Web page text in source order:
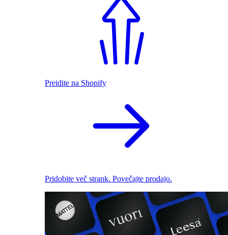
Preidite na Shopify
Pridobite več strank. Povečajte prodajo.